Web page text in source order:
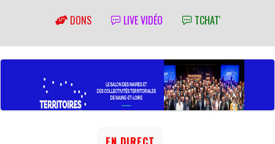
DONS LIVE VIDÉO TCHAT'